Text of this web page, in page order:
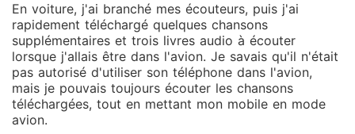
En voiture, j'ai branché mes écouteurs, puis j'ai
rapidement téléchargé quelques chansons
supplémentaires et trois livres audio à écouter
lorsque j'allais être dans l'avion. Je savais qu'il n'était
pas autorisé d'utiliser son téléphone dans l'avion,
mais je pouvais toujours écouter les chansons
téléchargées, tout en mettant mon mobile en mode
avion.